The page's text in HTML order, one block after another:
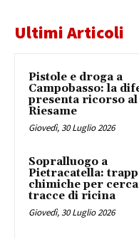
Ultimi Articoli
Pistole e droga a
Campobasso: la
presenta ricorso al
Riesame
Giovedì, 30 Luglio 2026
Sopralluogo a
Pietracatella:
chimiche per
tracce di ricina
Giovedì, 30 Luglio 2026